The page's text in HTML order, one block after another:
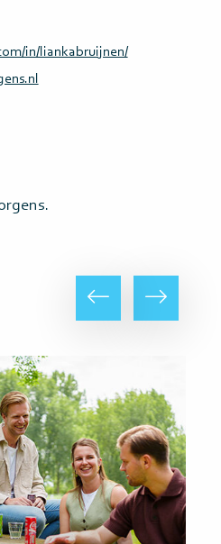
in/liankabruijnen/
Volgende
Vorige